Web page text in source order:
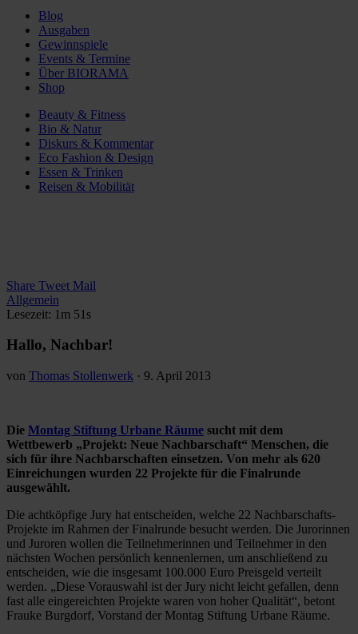
Blog
Ausgaben
Gewinnspiele
Events & Termine
Über BIORAMA
Shop
Beauty & Fitness
Bio & Natur
Diskurs & Kommentar
Eco Fashion & Design
Essen & Trinken
Reisen & Mobilität
Share Tweet Mail
Allgemein
Lesezeit: 1m 51s
Hallo, Nachbar!
von Thomas Stollenwerk · 9. April 2013
Die Montag Stiftung Urbane Räume sucht mit dem
Wettbewerb „Projekt: Neue Nachbarschaft“ Menschen, die
sich für ihre Nachbarschaften einsetzen. Von mehr als 620
Einreichungen wurden 22 Projekte für die Finalrunde
ausgewählt.
Die achtköpfige Jury hat entscheiden, welche 22 Nachbarschafts-
Projekte im Rahmen der Finalrunde besucht werden. Die Jurorinnen
und Juroren wollen die Teilnehmerinnen und Teilnehmer in den
nächsten Wochen persönlich kennenlernen, um anschließend zu
entscheiden, wie die insgesamt 100.000 Euro Preisgeld verteilt
werden. „Diese Vorauswahl ist der Jury nicht leicht gefallen, denn
fast alle eingereichten Projekte waren von hoher Qualität“, betont
Frauke Burgdorf, Vorstand der Montag Stiftung Urbane Räume.